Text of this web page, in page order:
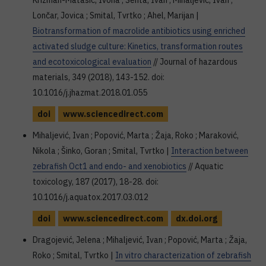
Lončar, Jovica ; Smital, Tvrtko ; Ahel, Marijan |
Biotransformation of macrolide antibiotics using enriched
activated sludge culture: Kinetics, transformation routes
and ecotoxicological evaluation // Journal of hazardous
materials, 349 (2018), 143-152. doi:
10.1016/j.jhazmat.2018.01.055
doi
www.sciencedirect.com
Mihaljević, Ivan ; Popović, Marta ; Žaja, Roko ; Maraković,
Nikola ; Šinko, Goran ; Smital, Tvrtko | Interaction between
zebrafish Oct1 and endo- and xenobiotics // Aquatic
toxicology, 187 (2017), 18-28. doi:
10.1016/j.aquatox.2017.03.012
doi
www.sciencedirect.com
dx.doi.org
Dragojević, Jelena ; Mihaljević, Ivan ; Popović, Marta ; Žaja,
Roko ; Smital, Tvrtko | In vitro characterization of zebrafish